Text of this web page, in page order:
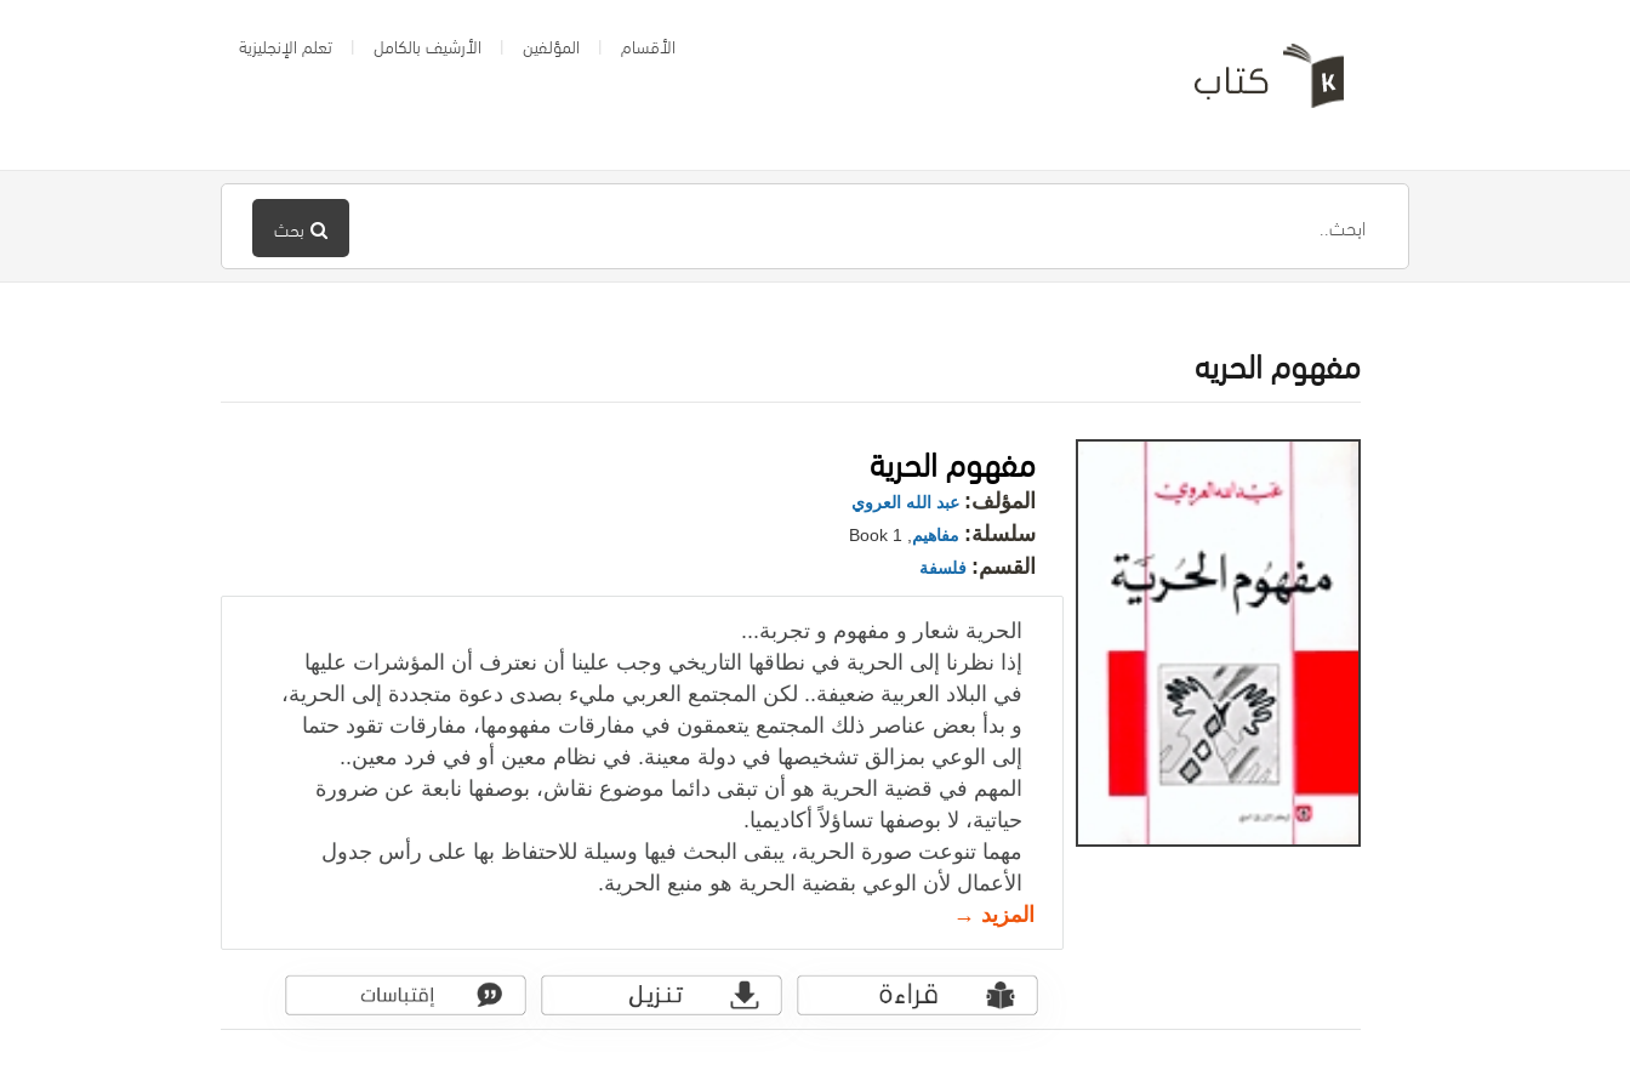
الأقسام المؤلفين الأرشيف بالكامل تعلم الإنجليزية
بحث
مفهوم الحريه
مفهوم الحرية
المؤلف: عبد الله العروي
سلسلة: مفاهيم
القسم: فلسفة
الحرية شعار و مفهوم و تجربة...
إذا نظرنا إلى الحرية في نطاقها التاريخي وجب علينا أن نعترف أن المؤشرات عليها
في البلاد العربية ضعيفة.. لكن المجتمع العربي مليء بصدى دعوة متجددة إلى الحرية،
و بدأ بعض عناصر ذلك المجتمع يتعمقون في مفارقات مفهومها، مفارقات تقود حتما
إلى الوعي بمزالق تشخيصها في دولة معينة. في نظام معين أو في فرد معين..
المهم في قضية الحرية هو أن تبقى دائما موضوع نقاش، بوصفها نابعة عن ضرورة
حياتية، لا بوصفها تساؤلاً أكاديميا.
مهما تنوعت صورة الحرية، يبقى البحث فيها وسيلة للاحتفاظ بها على رأس جدول
الأعمال لأن الوعي بقضية الحرية هو منبع الحرية.
المزيد →